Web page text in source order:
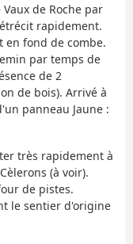
de Roche par
rapidement.
en fond de combe.
par temps de
de 2
de bois). Arrivé à
panneau Jaune :
très rapidement à
(à voir).
de pistes.
le sentier d'origine